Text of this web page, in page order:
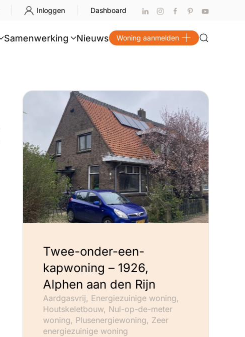
Inloggen Dashboard
Samenwerking Nieuws Woning aanmelden
Twee-onder-een-
kapwoning – 1926,
Alphen aan den Rijn
Aardgasvrij, Energiezuinige woning,
Houtskeletbouw, Nul-op-de-meter
woning, Plusenergiewoning, Zeer
energiezuinige woning